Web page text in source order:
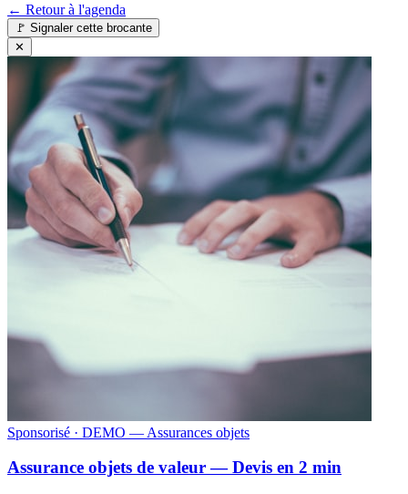
← Retour à l'agenda
🚩 Signaler cette brocante
✕
Sponsorisé · DEMO — Assurances objets
Assurance objets de valeur — Devis en 2 min